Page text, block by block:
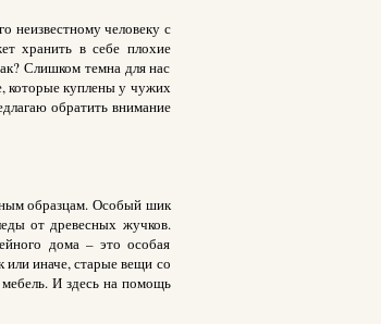
неизвестному человеку с
хранить в себе плохие
Слишком темна для нас
которые куплены у чужих
обратить внимание
образцам. Особый шик
от древесных жучков.
дома – это особая
или иначе, старые вещи со
И здесь на помощь